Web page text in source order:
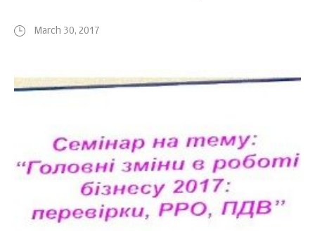
March 30, 2017